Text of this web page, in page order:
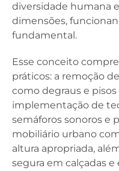
diversidade humana
dimensões,
fundamental.
Esse conceito
práticos: a remoção
como degraus e pisos
implementação de
semáforos sonoros e
mobiliário urbano
altura apropriada,
segura em calçadas